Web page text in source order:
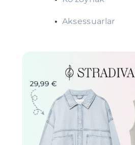
• Aksessuarlar